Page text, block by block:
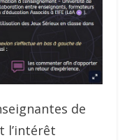
de
l’intérêt